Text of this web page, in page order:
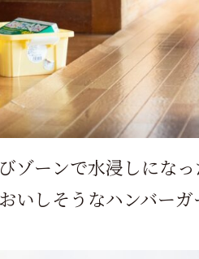
ゾーンで水浸しにな
しそうなハンバーガ